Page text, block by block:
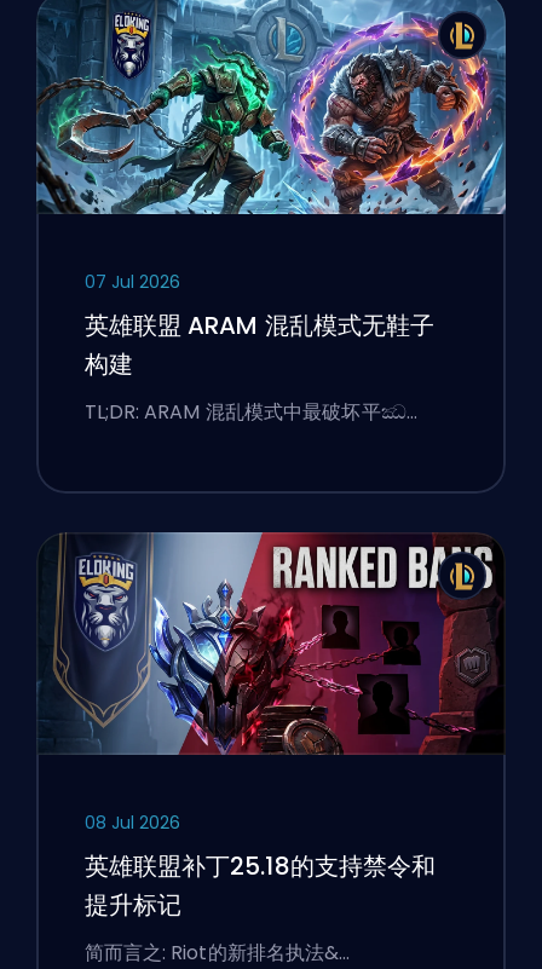
07 Jul 2026
英雄联盟 ARAM 混乱模式无鞋子
构建
TL;DR: ARAM 混乱模式中最破坏平ඣ…
08 Jul 2026
英雄联盟补丁25.18的支持禁令和
提升标记
简而言之: Riot的新排名执法&…